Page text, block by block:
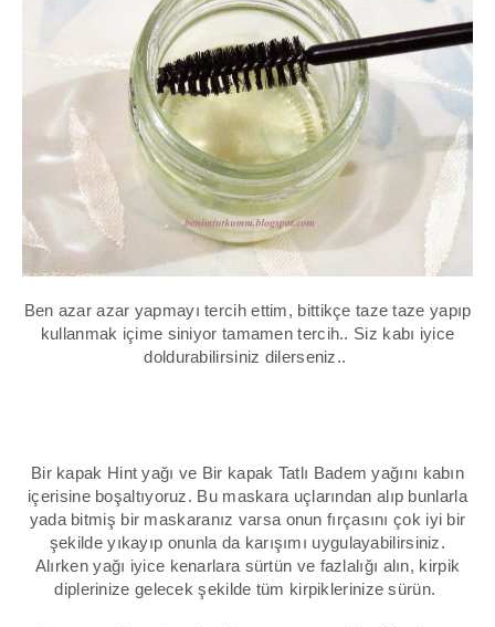
Ben azar azar yapmayı tercih ettim, bittikçe taze taze yapıp
kullanmak içime siniyor tamamen tercih.. Siz kabı iyice
doldurabilirsiniz dilerseniz..
Bir kapak Hint yağı ve Bir kapak Tatlı Badem yağını kabın
içerisine boşaltıyoruz. Bu maskara uçlarından alıp bunlarla
yada bitmiş bir maskaranız varsa onun fırçasını çok iyi bir
şekilde yıkayıp onunla da karışımı uygulayabilirsiniz.
Alırken yağı iyice kenarlara sürtün ve fazlalığı alın, kirpik
diplerinize gelecek şekilde tüm kirpiklerinize sürün.